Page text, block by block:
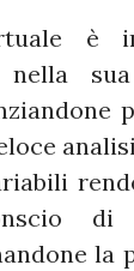
è
nella
di
la